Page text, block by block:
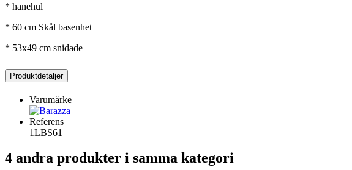
* hanehul
* 60 cm Skål basenhet
* 53x49 cm snidade
Produktdetaljer
Varumärke
Referens
1LBS61
4 andra produkter i samma kategori